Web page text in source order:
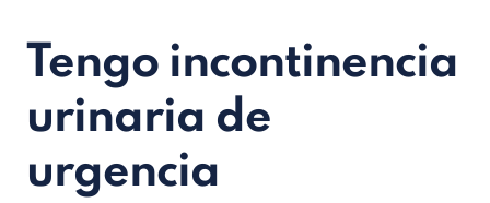
Tengo incontinencia
urinaria de
urgencia